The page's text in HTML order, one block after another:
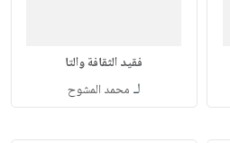
فقيد الثقافة والتا
لـ محمد المشوح